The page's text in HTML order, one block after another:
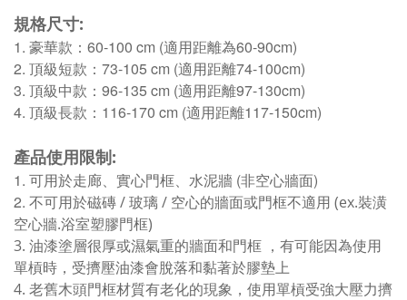
規格尺寸:
1. 豪華款：60-100 cm (適用距離為60-90cm)
2. 頂級短款：73-105 cm (適用距離74-100cm)
3. 頂級中款：96-135 cm (適用距離97-130cm)
4. 頂級長款：116-170 cm (適用距離117-150cm)
產品使用限制:
1. 可用於走廊、實心門框、水泥牆 (非空心牆面)
2. 不可用於磁磚 / 玻璃 / 空心的牆面或門框不適用 (ex.裝潢
空心牆.浴室塑膠門框)
3. 油漆塗層很厚或濕氣重的牆面和門框 ，有可能因為使用
單槓時，受擠壓油漆會脫落和黏著於膠墊上
4. 老舊木頭門框材質有老化的現象，使用單槓受強大壓力擠